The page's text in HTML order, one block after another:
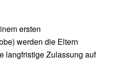
ersten
werden die Eltern
langfristige Zulassung auf